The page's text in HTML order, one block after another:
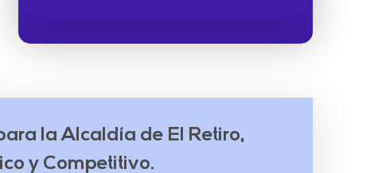
la Alcaldía de El Retiro,
y Competitivo.